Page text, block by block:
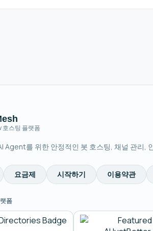
호스팅 플랫폼
를 위한 안정적인 봇 호스팅, 채널 관리,
요금제 시작하기 이용약관
폼